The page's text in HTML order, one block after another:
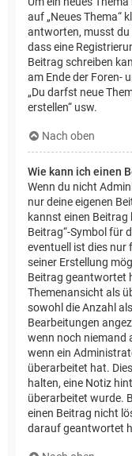
auf „Neues Thema“
antworten, musst du
dass eine
Beitrag schreiben
am Ende der Foren-
„Du darfst neue
erstellen“ usw.
Nach oben
Wie kann ich einen
Wenn du nicht
nur deine eigenen
kannst einen Beitrag
Beitrag“-Symbol für
eventuell ist dies nur
seiner Erstellung
Beitrag geantwortet
Themenansicht als
sowohl die Anzahl
Bearbeitungen
wenn noch niemand
wenn ein
überarbeitet hat.
halten, eine Notiz
überarbeitet wurde.
einen Beitrag nicht
darauf geantwortet